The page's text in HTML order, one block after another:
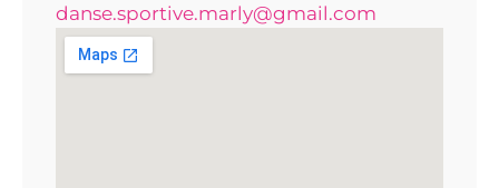
danse.sportive.marly@gmail.com